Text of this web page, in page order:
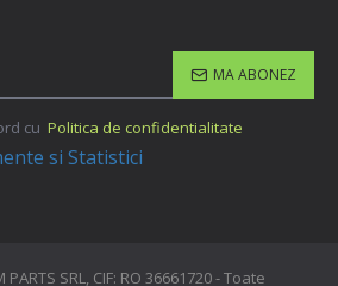
MA ABONEZ
cu Politica de confidentialitate
SRL, CIF: RO 36661720 - Toate